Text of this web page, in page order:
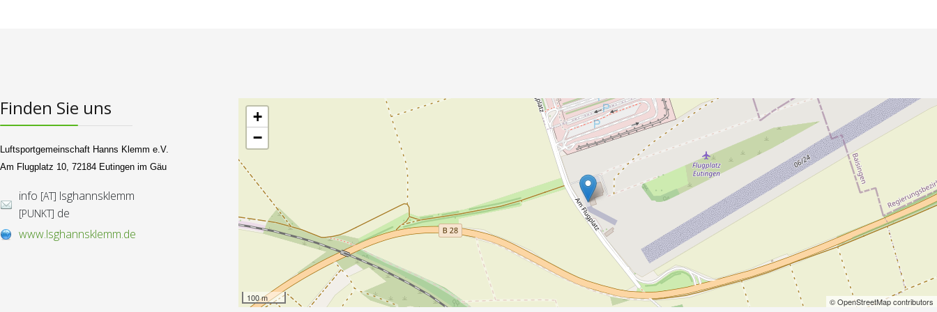
Finden Sie uns
Luftsportgemeinschaft Hanns Klemm e.V.
Am Flugplatz 10, 72184 Eutingen im Gäu
info [AT] lsghannsklemm
[PUNKT] de
www.lsghannsklemm.de
+
−
100 m © OpenStreetMap contributors